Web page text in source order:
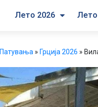
Лето 2026 Лето
Патувања » Грција 2026 »